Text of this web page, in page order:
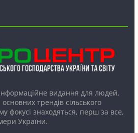
видання для людей,
основних трендів сільського
фокусі знаходяться, перш за все,
України.